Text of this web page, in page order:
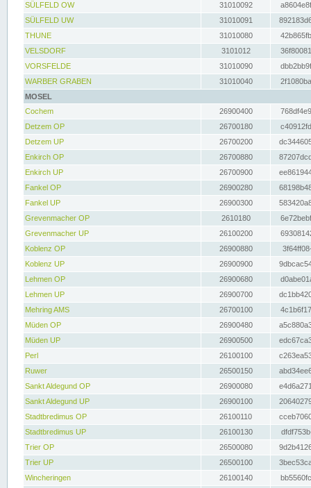
SÜLFELD OW
31010092
SÜLFELD UW
31010091
THUNE
31010080
VELSDORF
3101012
VORSFELDE
31010090
WARBER GRABEN
31010040
MOSEL
Cochem
26900400
Detzem OP
26700180
Detzem UP
26700200
Enkirch OP
26700880
Enkirch UP
26700900
Fankel OP
26900280
Fankel UP
26900300
Grevenmacher OP
2610180
Grevenmacher UP
26100200
Koblenz OP
26900880
Koblenz UP
26900900
Lehmen OP
26900680
Lehmen UP
26900700
Mehring AMS
26700100
Müden OP
26900480
Müden UP
26900500
Perl
26100100
Ruwer
26500150
Sankt Aldegund OP
26900080
Sankt Aldegund UP
26900100
Stadtbredimus OP
26100110
Stadtbredimus UP
26100130
Trier OP
26500080
Trier UP
26500100
Wincheringen
26100140